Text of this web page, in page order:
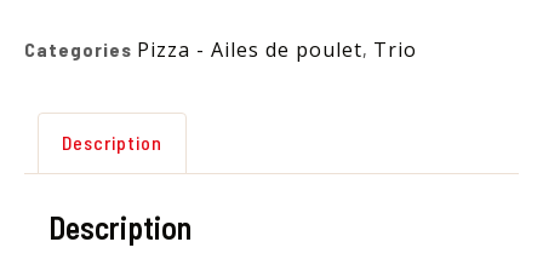
Categories Pizza - Ailes de poulet, Trio
Description
Description